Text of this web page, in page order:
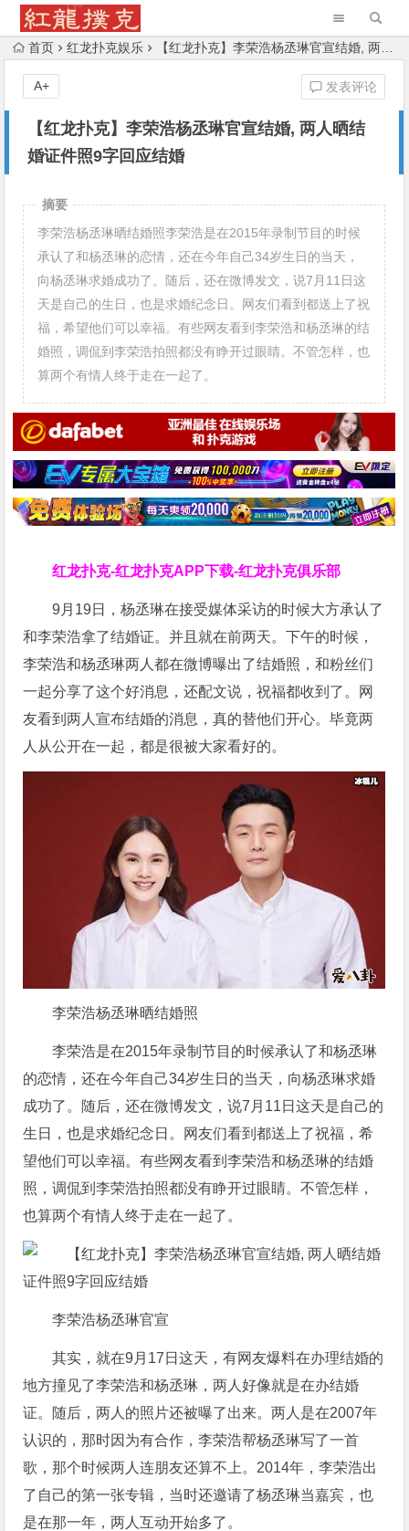
首页 红龙扑克娱乐 【红龙扑克】李荣浩杨丞琳官宣结婚, 两人晒结婚证件照9字回应结婚
【红龙扑克】李荣浩杨丞琳官宣结婚, 两人晒结
婚证件照9字回应结婚
发表评论
A+
摘要
李荣浩杨丞琳晒结婚照李荣浩是在2015年录制节目的时候
承认了和杨丞琳的恋情，还在今年自己34岁生日的当天，
向杨丞琳求婚成功了。随后，还在微博发文，说7月11日这
天是自己的生日，也是求婚纪念日。网友们看到都送上了祝
福，希望他们可以幸福。有些网友看到李荣浩和杨丞琳的结
婚照，调侃到李荣浩拍照都没有睁开过眼睛。不管怎样，也
算两个有情人终于走在一起了。
红龙扑克-红龙扑克APP下载-红龙扑克俱乐部
9月19日，杨丞琳在接受媒体采访的时候大方承认了
和李荣浩拿了结婚证。并且就在前两天。下午的时候，
李荣浩和杨丞琳两人都在微博曝出了结婚照，和粉丝们
一起分享了这个好消息，还配文说，祝福都收到了。网
友看到两人宣布结婚的消息，真的替他们开心。毕竟两
人从公开在一起，都是很被大家看好的。
李荣浩杨丞琳晒结婚照
李荣浩是在2015年录制节目的时候承认了和杨丞琳
的恋情，还在今年自己34岁生日的当天，向杨丞琳求婚
成功了。随后，还在微博发文，说7月11日这天是自己的
生日，也是求婚纪念日。网友们看到都送上了祝福，希
望他们可以幸福。有些网友看到李荣浩和杨丞琳的结婚
照，调侃到李荣浩拍照都没有睁开过眼睛。不管怎样，
也算两个有情人终于走在一起了。
李荣浩杨丞琳官宣
其实，就在9月17日这天，有网友爆料在办理结婚的
地方撞见了李荣浩和杨丞琳，两人好像就是在办结婚
证。随后，两人的照片还被曝了出来。两人是在2007年
认识的，那时因为有合作，李荣浩帮杨丞琳写了一首
歌，那个时候两人连朋友还算不上。2014年，李荣浩出
了自己的第一张专辑，当时还邀请了杨丞琳当嘉宾，也
是在那一年，两人互动开始多了。